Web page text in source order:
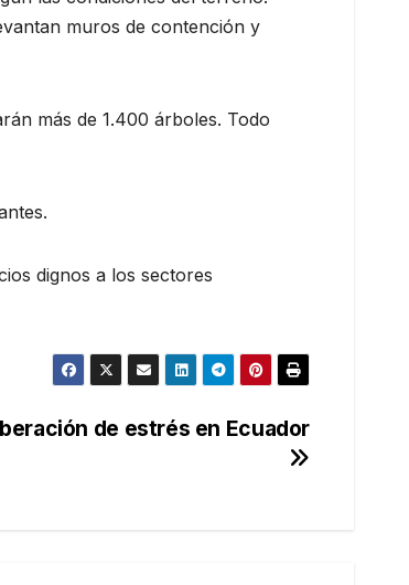
muros de contención y
más de 1.400 árboles. Todo
dignos a los sectores
de estrés en Ecuador